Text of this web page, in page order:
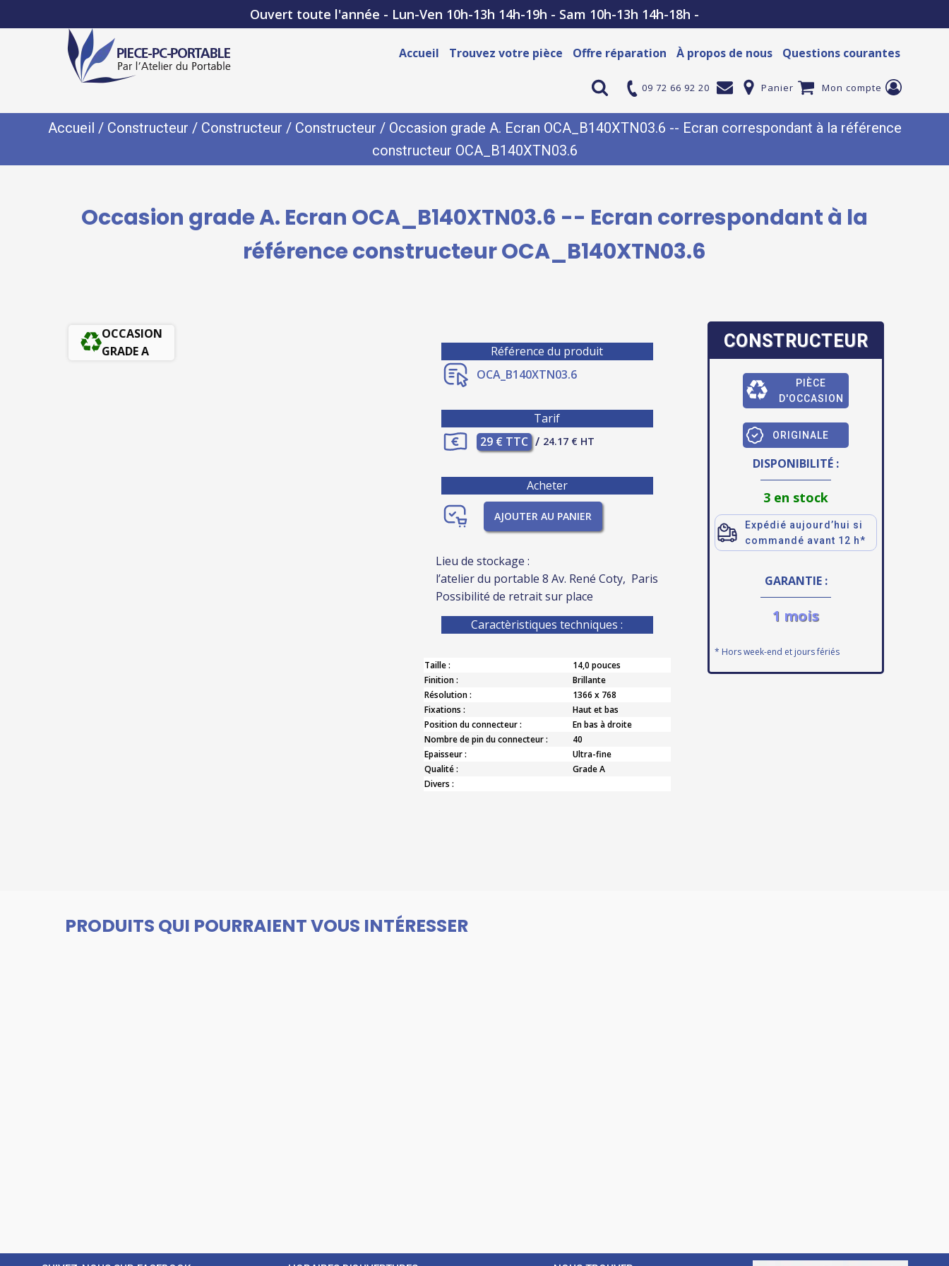
Ouvert toute l'année - Lun-Ven 10h-13h 14h-19h - Sam 10h-13h 14h-18h -
Accueil Trouvez votre pièce Offre réparation À propos de nous Questions courantes
09 72 66 92 20 Panier Mon compte
Accueil / Constructeur / Constructeur / Constructeur / Occasion grade A. Ecran OCA_B140XTN03.6 -- Ecran correspondant à la référence
constructeur OCA_B140XTN03.6
Occasion grade A. Ecran OCA_B140XTN03.6 -- Ecran correspondant à la
référence constructeur OCA_B140XTN03.6
OCCASION
GRADE A
Référence du produit
OCA_B140XTN03.6
Tarif
29 € TTC / 24.17 € HT
Acheter
AJOUTER AU PANIER
Lieu de stockage :
l’atelier du portable 8 Av. René Coty, Paris
Possibilité de retrait sur place
Caractèristiques techniques :
Taille :
14,0 pouces
Finition :
Brillante
Résolution :
1366 x 768
Fixations :
Haut et bas
Position du connecteur :
En bas à droite
Nombre de pin du connecteur :
40
Epaisseur :
Ultra-fine
Qualité :
Grade A
Divers :
CONSTRUCTEUR
PIÈCE
D'OCCASION
ORIGINALE
DISPONIBILITÉ :
3 en stock
Expédié aujourd’hui si
commandé avant 12 h*
GARANTIE :
1 mois
* Hors week-end et jours fériés
PRODUITS QUI POURRAIENT VOUS INTÉRESSER